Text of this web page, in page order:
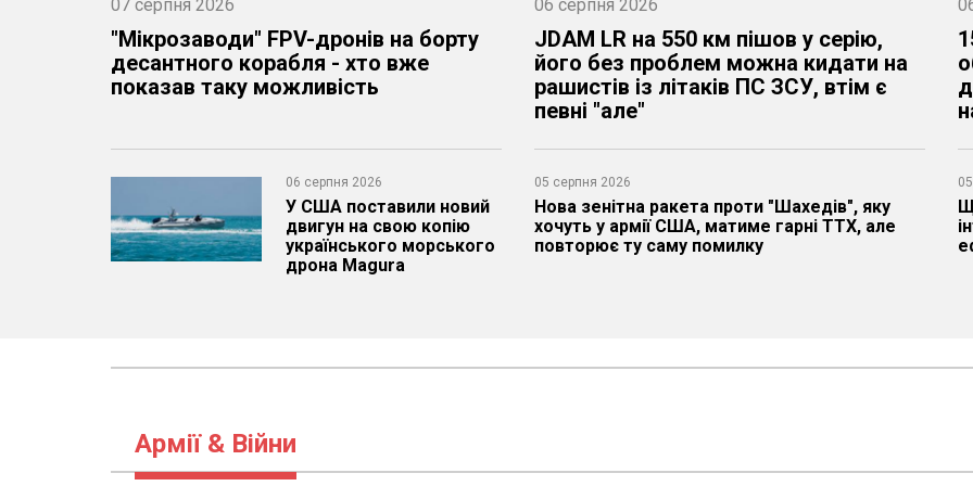
07 серпня 2026
"Мікрозаводи" FPV-дронів на борту
десантного корабля - хто вже
показав таку можливість
06 серпня 2026
JDAM LR на 550 км пішов у серію,
його без проблем можна кидати на
рашистів із літаків ПС ЗСУ, втім є
певні "але"
06 серпня 2026
У США поставили новий
двигун на свою копію
українського морського
дрона Magura
05 серпня 2026
Нова зенітна ракета проти "Шахедів", яку
хочуть у армії США, матиме гарні ТТХ, але
повторює ту саму помилку
04 серпня 2026
AMCA має стати конкурентом Су-57
та F-35, але Індія знову змінила
умови вибору виробника
04 серпня 2026
​Двигун наймасовішого БТР ЗСУ
вимагає особливого підходу – що
потрібно знати про Detroit Diesel
6V53 на M113
Запізнюється, не може боротися з дронами
на оптоволокні та повністю глушити
китайський GPS - проблеми протидронової
системи Тайваню
03 серпня 2026
Зможе запустити до 64 Tomahawk, або
зенітних ракет проти російських "Циркон" та
"Оникс" - що за новий фрегат GMF 140
Армії & Війни